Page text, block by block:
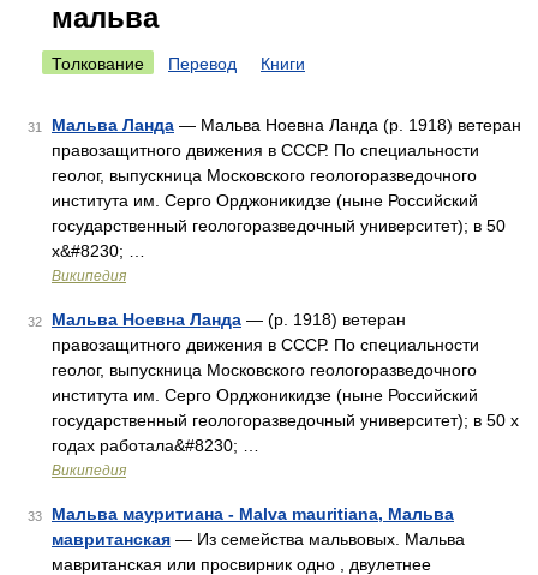
мальва
Толкование Перевод Книги
31 Мальва Ланда — Мальва Ноевна Ланда (р. 1918) ветеран
правозащитного движения в СССР. По специальности
геолог, выпускница Московского геологоразведочного
института им. Серго Орджоникидзе (ныне Российский
государственный геологоразведочный университет); в 50
х&#8230; …
Википедия
32 Мальва Ноевна Ланда — (р. 1918) ветеран
правозащитного движения в СССР. По специальности
геолог, выпускница Московского геологоразведочного
института им. Серго Орджоникидзе (ныне Российский
государственный геологоразведочный университет); в 50 х
годах работала&#8230; …
Википедия
33
Мальва мауритиана - Malva mauritiana, Мальва
мавританская — Из семейства мальвовых. Мальва
мавританская или просвирник одно , двулетнее